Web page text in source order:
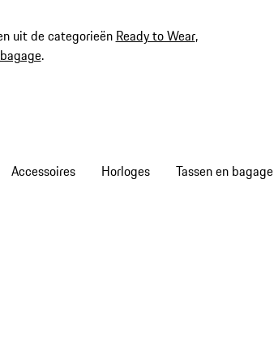
uit de categorieën Ready to Wear,
.
Accessoires Horloges Tassen en bagage